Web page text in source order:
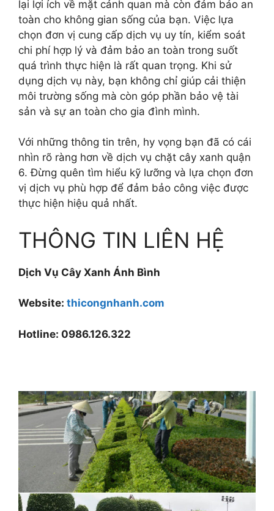
lại lợi ích về mặt cảnh quan mà còn đảm bảo an
toàn cho không gian sống của bạn. Việc lựa
chọn đơn vị cung cấp dịch vụ uy tín, kiểm soát
chi phí hợp lý và đảm bảo an toàn trong suốt
quá trình thực hiện là rất quan trọng. Khi sử
dụng dịch vụ này, bạn không chỉ giúp cải thiện
môi trường sống mà còn góp phần bảo vệ tài
sản và sự an toàn cho gia đình mình.
Với những thông tin trên, hy vọng bạn đã có cái
nhìn rõ ràng hơn về dịch vụ chặt cây xanh quận
6. Đừng quên tìm hiểu kỹ lưỡng và lựa chọn đơn
vị dịch vụ phù hợp để đảm bảo công việc được
thực hiện hiệu quả nhất.
THÔNG TIN LIÊN HỆ
Dịch Vụ Cây Xanh Ánh Bình
Website: thicongnhanh.com
Hotline: 0986.126.322